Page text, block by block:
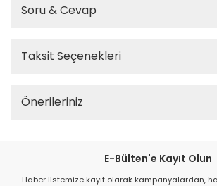
Soru & Cevap
Taksit Seçenekleri
Önerileriniz
E-Bülten'e Kayıt Olun
Haber listemize kayıt olarak kampanyalardan,